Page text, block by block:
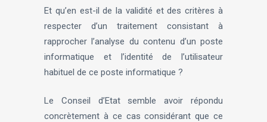
Et qu’en est-il de la validité et des critères à
respecter d’un traitement consistant à
rapprocher l’analyse du contenu d’un poste
informatique et l’identité de l’utilisateur
habituel de ce poste informatique ?
Le Conseil d’Etat semble avoir répondu
concrètement à ce cas considérant que ce